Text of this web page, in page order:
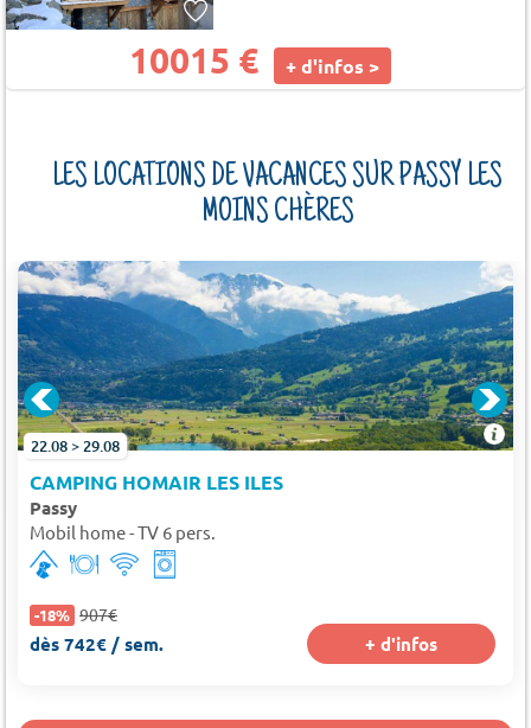
10015 € + d'infos >
LES LOCATIONS DE VACANCES SUR PASSY LES
MOINS CHÈRES
22.08 > 29.08
CAMPING HOMAIR LES ILES
Passy
Mobil home - TV 6 pers.
-18% 907€
dès 742€ / sem. + d'infos